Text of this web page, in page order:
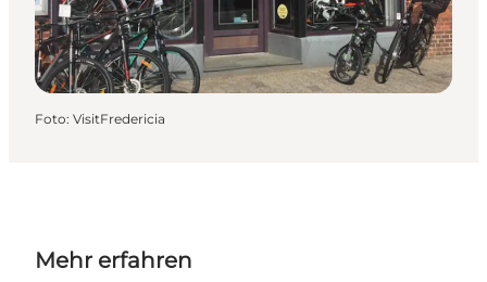
Foto: VisitFredericia
Mehr erfahren